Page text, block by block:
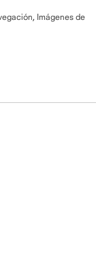
, Imágenes de